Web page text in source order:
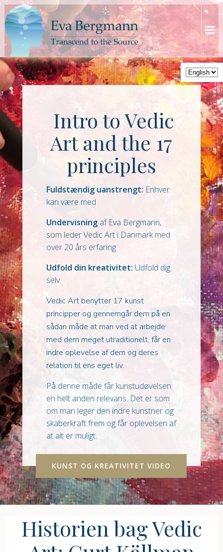
Skip
to
content
Intro to Vedic
Art and the 17
principles
Fuldstændig uanstrengt: Enhver
kan være med
Undervisningaf Eva Bergmann,
som leder Vedic Art i Danmark med
over 20 års erfaring
Udfold din kreativitet: Udfold dig
selv
Vedic Art benytter 17 kunst
principper og gennemgår dem på en
sådan måde at man ved at arbejde
med dem meget utraditionelt, får en
indre oplevelse af dem og deres
relation til ens eget liv.
På denne måde får kunstudøvelsen
en helt anden relevans. Det er som
om man leger den indre kunstner og
skaberkraft frem og får oplevelsen af
at alt er muligt.
KUNST OG KREATIVITET VIDEO
Historien bag Vedic